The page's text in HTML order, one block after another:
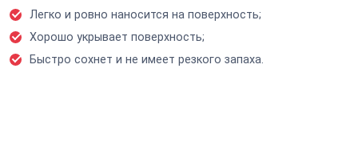
Легко и ровно наносится на поверхность;
Хорошо укрывает поверхность;
Быстро сохнет и не имеет резкого запаха.